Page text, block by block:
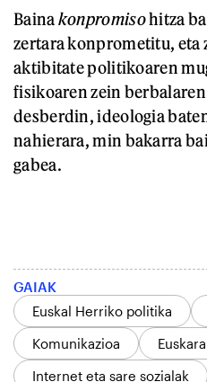
Bainakonpromisohitza
zertara konprometitu, eta
aktibitate politikoaren
fisikoaren zein
desberdin, ideologia
nahierara, min bakarra
gabea.
GAIAK
Euskal Herriko politika
Komunikazioa
Internet eta sare sozialak